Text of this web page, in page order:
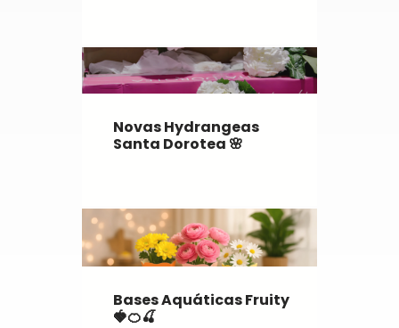
Novas Hydrangeas
Santa Dorotea 🌸
Bases Aquáticas Fruity
🍓🍊🍒